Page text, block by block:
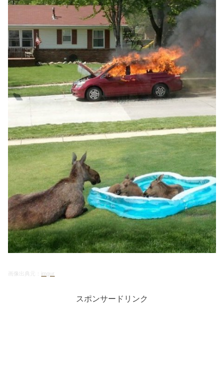
画像出典元： imgur
スポンサードリンク